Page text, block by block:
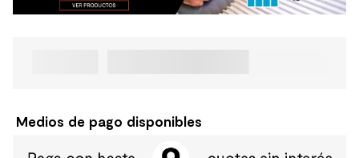
Medios de pago disponibles